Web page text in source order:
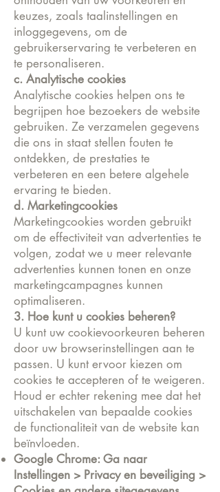
keuzes, zoals taalinstellingen en
inloggegevens, om de
gebruikerservaring te verbeteren en
te personaliseren.
c. Analytische cookies
Analytische cookies helpen ons te
begrijpen hoe bezoekers de website
gebruiken. Ze verzamelen gegevens
die ons in staat stellen fouten te
ontdekken, de prestaties te
verbeteren en een betere algehele
ervaring te bieden.
d. Marketingcookies
Marketingcookies worden gebruikt
om de effectiviteit van advertenties te
volgen, zodat we u meer relevante
advertenties kunnen tonen en onze
marketingcampagnes kunnen
optimaliseren.
3. Hoe kunt u cookies beheren?
U kunt uw cookievoorkeuren beheren
door uw browserinstellingen aan te
passen. U kunt ervoor kiezen om
cookies te accepteren of te weigeren.
Houd er echter rekening mee dat het
uitschakelen van bepaalde cookies
de functionaliteit van de website kan
beïnvloeden.
Google Chrome: Ga naar
Instellingen > Privacy en beveiliging >